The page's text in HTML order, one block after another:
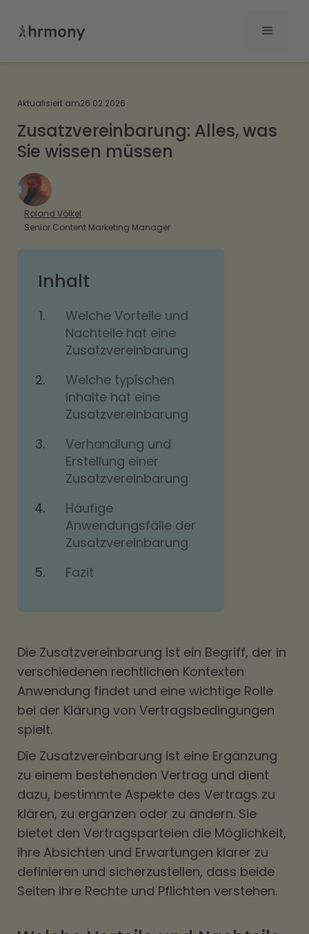
Aktualisiert am26.02.2026
Zusatzvereinbarung: Alles, was
Sie wissen müssen
Roland Völkel
Senior Content Marketing Manager
Inhalt
Welche Vorteile und
Nachteile hat eine
Zusatzvereinbarung
Welche typischen
Inhalte hat eine
Zusatzvereinbarung
Verhandlung und
Erstellung einer
Zusatzvereinbarung
Häufige
Anwendungsfälle der
Zusatzvereinbarung
Fazit
Die Zusatzvereinbarung ist ein Begriff, der in
verschiedenen rechtlichen Kontexten
Anwendung findet und eine wichtige Rolle
bei der Klärung von Vertragsbedingungen
spielt.
Die Zusatzvereinbarung ist eine Ergänzung
zu einem bestehenden Vertrag und dient
dazu, bestimmte Aspekte des Vertrags zu
klären, zu ergänzen oder zu ändern. Sie
bietet den Vertragsparteien die Möglichkeit,
ihre Absichten und Erwartungen klarer zu
definieren und sicherzustellen, dass beide
Seiten ihre Rechte und Pflichten verstehen.